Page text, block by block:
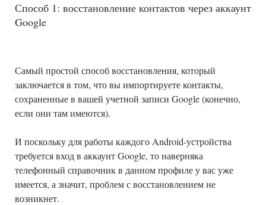
Способ 1: восстановление контактов через аккаунт
Google
Самый простой способ восстановления, который
заключается в том, что вы импортируете контакты,
сохраненные в вашей учетной записи Google (конечно,
если они там имеются).
И поскольку для работы каждого Android-устройства
требуется вход в аккаунт Google, то наверняка
телефонный справочник в данном профиле у вас уже
имеется, а значит, проблем с восстановлением не
возникнет.